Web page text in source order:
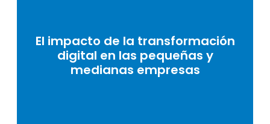
El impacto de la transformación
digital en las pequeñas y
medianas empresas